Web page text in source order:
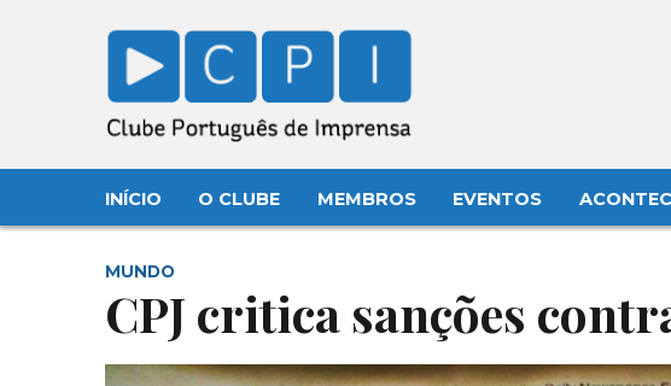
INÍCIO O CLUBE MEMBROS EVENTOS
MUNDO
CPJ critica sanções